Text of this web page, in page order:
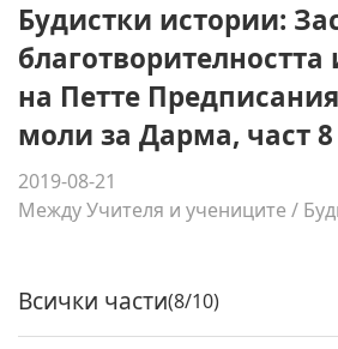
Будистки истории:
благотворителността
на Петте
моли за Дарма, част 8
2019-08-21
Между Учителя и учениците /
Всички части(8/10)